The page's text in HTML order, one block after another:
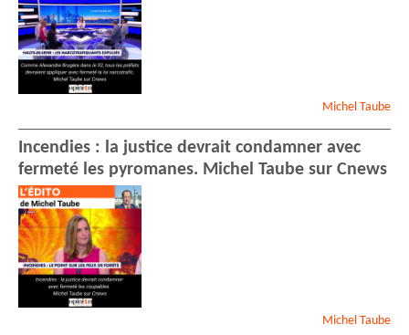
Michel Taube
Incendies : la justice devrait condamner avec
fermeté les pyromanes. Michel Taube sur Cnews
Michel Taube